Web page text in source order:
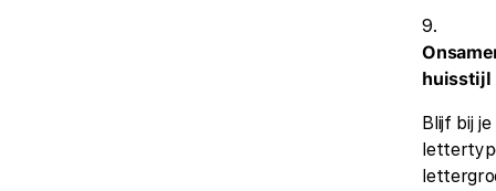
9.
huisstijl
Blijf bij